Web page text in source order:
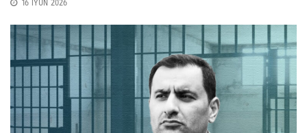
16 İYUN 2026